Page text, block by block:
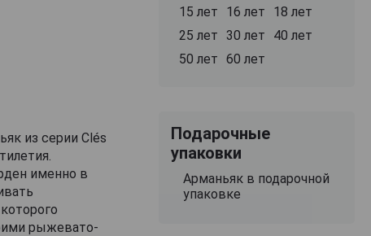
из серии Clés
именно в
рыжевато-
15 лет
16 лет
18 лет
25 лет 30 лет
40 лет
50 лет 60 лет
Подарочные
упаковки
Арманьяк в подарочной
упаковке